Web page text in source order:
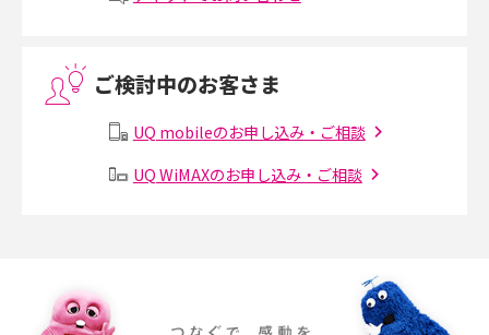
Threads（スレッズ）とは？主な機能や登録方法、投稿の仕方を解説
Instagram（インスタグラム）でスクショするとバレる？バレるケースや撮
iPhone 16eとiPhone SE（第3世代）の違いは？サイズやスペックを比較し
ご検討中のお客さま
UQ mobileのお申し込み・ご相談
UQ WiMAXのお申し込み・ご相談